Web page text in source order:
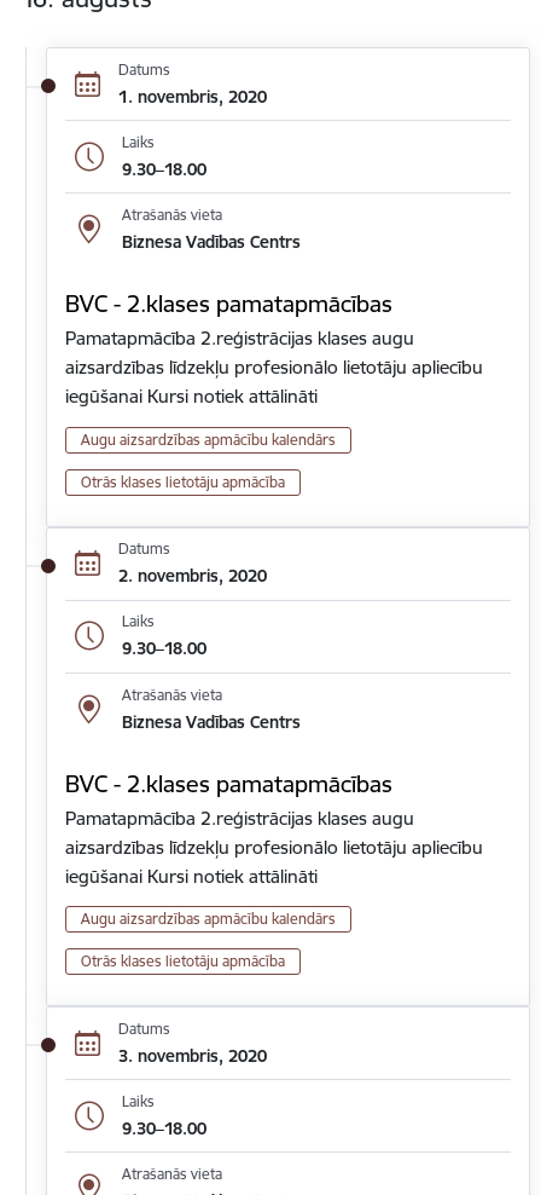
Datums
1. novembris, 2020
Laiks
9.30–18.00
Atrašanās vieta
Biznesa Vadības Centrs
BVC - 2.klases pamatapmācības
Pamatapmācība 2.reģistrācijas klases augu
aizsardzības līdzekļu profesionālo lietotāju apliecību
iegūšanai Kursi notiek attālināti
Augu aizsardzības apmācību kalendārs
Otrās klases lietotāju apmācība
Datums
2. novembris, 2020
Laiks
9.30–18.00
Atrašanās vieta
Biznesa Vadības Centrs
BVC - 2.klases pamatapmācības
Pamatapmācība 2.reģistrācijas klases augu
aizsardzības līdzekļu profesionālo lietotāju apliecību
iegūšanai Kursi notiek attālināti
Augu aizsardzības apmācību kalendārs
Otrās klases lietotāju apmācība
Datums
3. novembris, 2020
Laiks
9.30–18.00
Atrašanās vieta